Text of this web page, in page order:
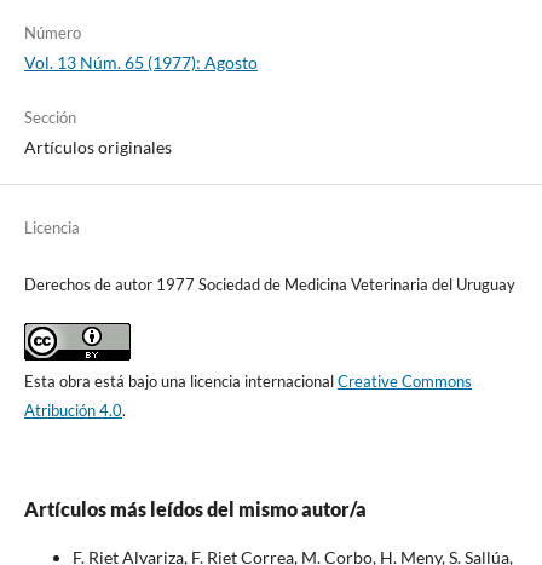
Número
Vol. 13 Núm. 65 (1977): Agosto
Sección
Artículos originales
Licencia
Derechos de autor 1977 Sociedad de Medicina Veterinaria del Uruguay
Esta obra está bajo una licencia internacionalCreative Commons
Atribución 4.0.
Artículos más leídos del mismo autor/a
F. Riet Alvariza, F. Riet Correa, M. Corbo, H. Meny, S. Sallúa,